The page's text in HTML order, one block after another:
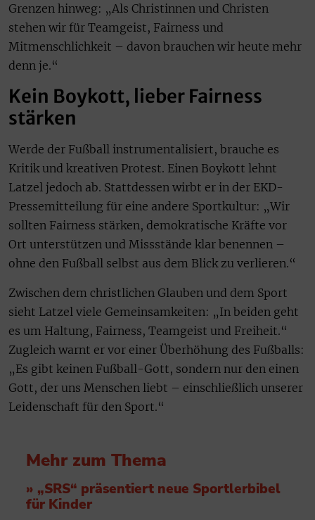
Grenzen hinweg: „Als Christinnen und Christen
stehen wir für Teamgeist, Fairness und
Mitmenschlichkeit – davon brauchen wir heute mehr
denn je.“
Kein Boykott, lieber Fairness
stärken
Werde der Fußball instrumentalisiert, brauche es
Kritik und kreativen Protest. Einen Boykott lehnt
Latzel jedoch ab. Stattdessen wirbt er in der EKD-
Pressemitteilung für eine andere Sportkultur: „Wir
sollten Fairness stärken, demokratische Kräfte vor
Ort unterstützen und Missstände klar benennen –
ohne den Fußball selbst aus dem Blick zu verlieren.“
Zwischen dem christlichen Glauben und dem Sport
sieht Latzel viele Gemeinsamkeiten: „In beiden geht
es um Haltung, Fairness, Teamgeist und Freiheit.“
Zugleich warnt er vor einer Überhöhung des Fußballs:
„Es gibt keinen Fußball-Gott, sondern nur den einen
Gott, der uns Menschen liebt – einschließlich unserer
Leidenschaft für den Sport.“
Mehr zum Thema
» „SRS“ präsentiert neue Sportlerbibel
für Kinder